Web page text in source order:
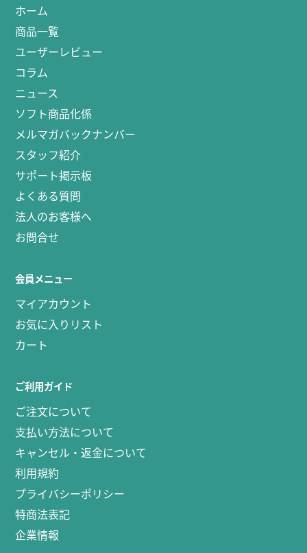
ホーム
商品一覧
ユーザーレビュー
コラム
ニュース
ソフト商品化係
メルマガバックナンバー
スタッフ紹介
サポート掲示板
よくある質問
法人のお客様へ
お問合せ
会員メニュー
マイアカウント
お気に入りリスト
カート
ご利用ガイド
ご注文について
支払い方法について
キャンセル・返金について
利用規約
プライバシーポリシー
特商法表記
企業情報